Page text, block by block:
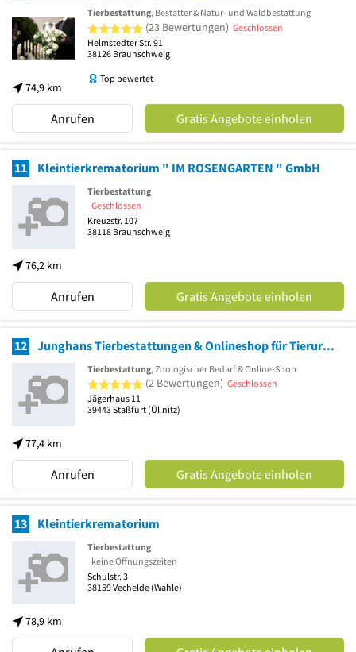
74,9 km
Tierbestattung, Bestatter & Natur- und Waldbestattung
5 von 5 Sternen
(23 Bewertungen) Geschlossen
Helmstedter Str. 91
38126 Braunschweig
Top bewertet
Anrufen Gratis Angebote einholen
11 Kleintierkrematorium " IM ROSENGARTEN " GmbH
76,2 km
Tierbestattung
Geschlossen
Kreuzstr. 107
38118 Braunschweig
Anrufen Gratis Angebote einholen
12 Junghans Tierbestattungen & Onlineshop für Tierurnen
77,4 km
Tierbestattung, Zoologischer Bedarf & Online-Shop
5 von 5 Sternen
(2 Bewertungen) Geschlossen
Jägerhaus 11
39443Staßfurt (Üllnitz)
Anrufen Gratis Angebote einholen
13 Kleintierkrematorium
78,9 km
Tierbestattung
keine Öffnungszeiten
Schulstr. 3
38159Vechelde (Wahle)